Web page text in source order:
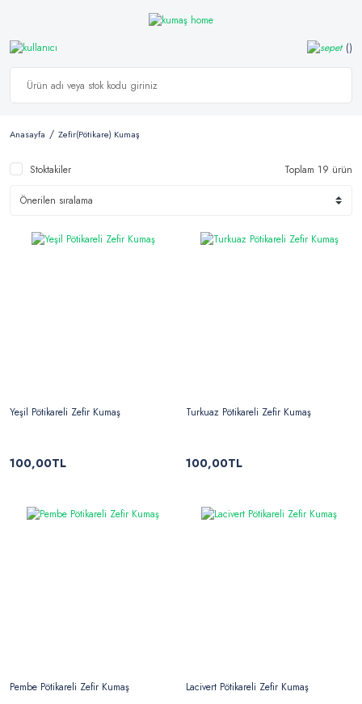
Anasayfa Zefir(Pötikare) Kumaş
Stoktakiler Toplam 19 ürün
Yeşil Pötikareli Zefir Kumaş
100,00TL
Turkuaz Pötikareli Zefir Kumaş
100,00TL
Pembe Pötikareli Zefir Kumaş Lacivert Pötikareli Zefir Kumaş